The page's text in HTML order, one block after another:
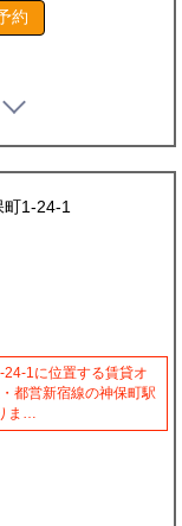
約
1-24-1
1に位置する賃貸オ
都営新宿線の神保町駅
ま…